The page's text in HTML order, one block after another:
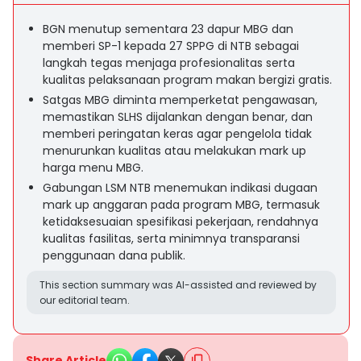
BGN menutup sementara 23 dapur MBG dan
memberi SP-1 kepada 27 SPPG di NTB sebagai
langkah tegas menjaga profesionalitas serta
kualitas pelaksanaan program makan bergizi gratis.
Satgas MBG diminta memperketat pengawasan,
memastikan SLHS dijalankan dengan benar, dan
memberi peringatan keras agar pengelola tidak
menurunkan kualitas atau melakukan mark up
harga menu MBG.
Gabungan LSM NTB menemukan indikasi dugaan
mark up anggaran pada program MBG, termasuk
ketidaksesuaian spesifikasi pekerjaan, rendahnya
kualitas fasilitas, serta minimnya transparansi
penggunaan dana publik.
This section summary was AI-assisted and reviewed by
our editorial team.